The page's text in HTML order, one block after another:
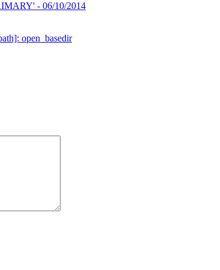
- 06/10/2014
open_basedir